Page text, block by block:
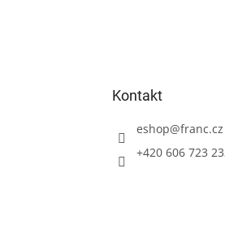
Kontakt
eshop@franc.cz
+420 606 723